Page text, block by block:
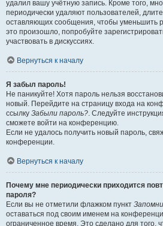
удалил вашу учётную запись. Кроме того,
периодически удаляют пользователей,
оставляющих сообщения, чтобы уменьшить
это произошло, попробуйте
участвовать в дискуссиях.
Вернуться к началу
Я забыл пароль!
Не паникуйте! Хотя пароль нельзя
новый. Перейдите на страницу входа на
ссылку Забыли пароль?. Следуйте
сможете войти на конференцию.
Если не удалось получить новый пароль,
конференции.
Вернуться к началу
Почему мне периодически приходится
пароля?
Если вы не отметили флажком пункт
оставаться под своим именем на
ограниченное время. Это сделано для того,